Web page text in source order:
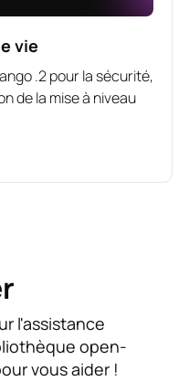
vie
.2 pour la sécurité,
de la mise à niveau
l'assistance
open-
vous aider !